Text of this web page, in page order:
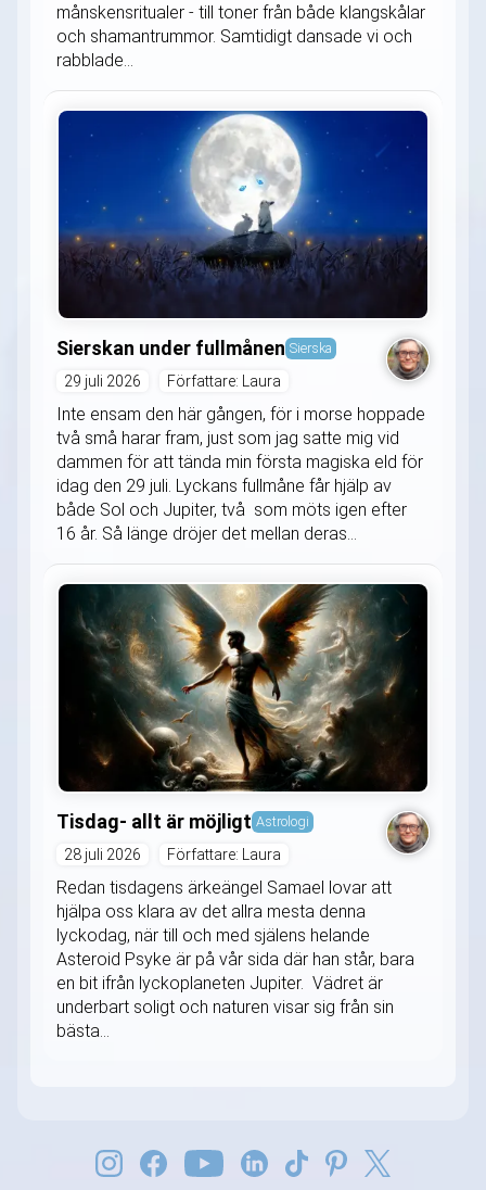
månskensritualer - till toner från både klangskålar
och shamantrummor. Samtidigt dansade vi och
rabblade...
Sierskan under fullmånen Sierska
29 juli 2026 Författare: Laura
Inte ensam den här gången, för i morse hoppade
två små harar fram, just som jag satte mig vid
dammen för att tända min första magiska eld för
idag den 29 juli. Lyckans fullmåne får hjälp av
både Sol och Jupiter, två som möts igen efter
16 år. Så länge dröjer det mellan deras...
Tisdag- allt är möjligt Astrologi
28 juli 2026 Författare: Laura
Redan tisdagens ärkeängel Samael lovar att
hjälpa oss klara av det allra mesta denna
lyckodag, när till och med själens helande
Asteroid Psyke är på vår sida där han står, bara
en bit ifrån lyckoplaneten Jupiter. Vädret är
underbart soligt och naturen visar sig från sin
bästa...